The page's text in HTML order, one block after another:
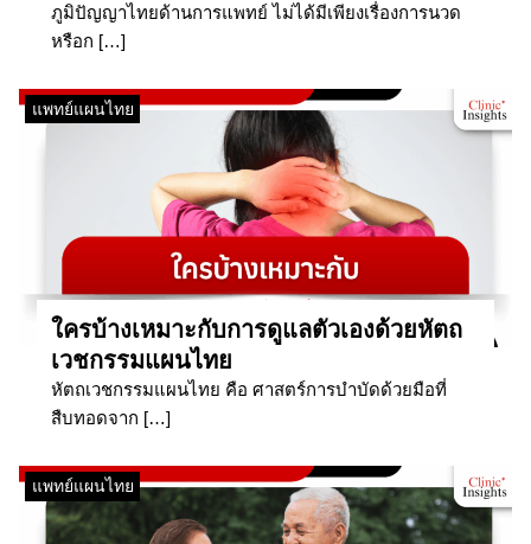
ภูมิปัญญาไทยด้านการแพทย์ ไม่ได้มีเพียงเรื่องการนวด
หรือก […]
แพทย์แผนไทย
ใครบ้างเหมาะกับการดูแลตัวเองด้วยหัตถ
เวชกรรมแผนไทย
หัตถเวชกรรมแผนไทย คือ ศาสตร์การบำบัดด้วยมือที่
สืบทอดจาก […]
แพทย์แผนไทย